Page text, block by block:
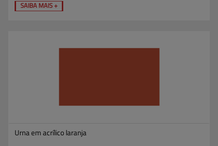
SAIBA MAIS +
Urna em acrílico laranja